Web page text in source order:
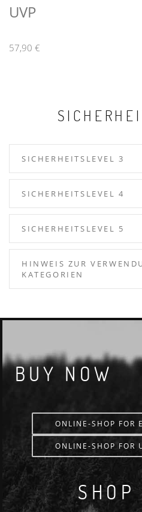
UVP
57,90 €
SICHERHEITSLEVEL 3
SICHERHEITSLEVEL 4
SICHERHEITSLEVEL 5
HINWEIS ZUR
KATEGORIEN
BUY NOW
ONLINE-SHOP FOR
ONLINE-SHOP FOR
SHOP